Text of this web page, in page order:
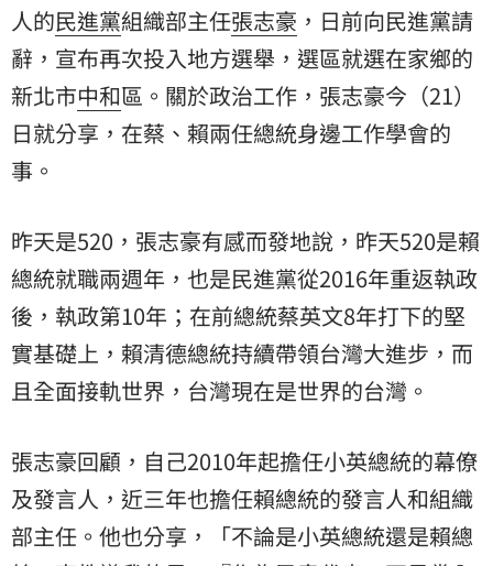
人的民進黨組織部主任張志豪 ，日前向民進黨請
辭，宣布再次投入地方選舉，選區就選在家鄉的
新北市中和區。關於政治工作，張志豪今（21）
日就分享，在蔡、賴兩任總統身邊工作學會的
事。
昨天是520，張志豪有感而發地說，昨天520是賴
總統就職兩週年，也是民進黨從2016年重返執政
後，執政第10年；在前總統蔡英文8年打下的堅
實基礎上，賴清德總統持續帶領台灣大進步，而
且全面接軌世界，台灣現在是世界的台灣。
張志豪回顧，自己2010年起擔任小英總統的幕僚
及發言人，近三年也擔任賴總統的發言人和組織
部主任。他也分享，「不論是小英總統還是賴總